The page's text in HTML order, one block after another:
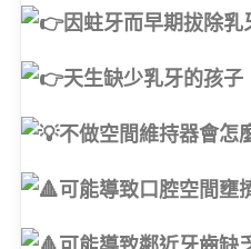
因蛀牙而早期拔除乳
天生缺少乳牙的孩子
不做空間維持器會怎
可能導致口腔空間壅